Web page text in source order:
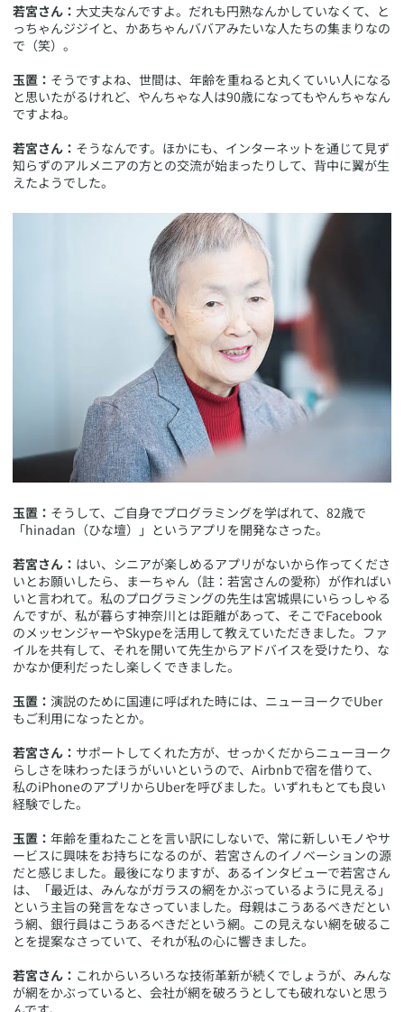
若宮さん： 大丈夫なんですよ。だれも円熟なんかしていなくて、と
っちゃんジジイと、かあちゃんババアみたいな人たちの集まりなの
で（笑）。
玉置： そうですよね、世間は、年齢を重ねると丸くていい人になる
と思いたがるけれど、やんちゃな人は90歳になってもやんちゃなん
ですよね。
若宮さん： そうなんです。ほかにも、インターネットを通じて見ず
知らずのアルメニアの方との交流が始まったりして、背中に翼が生
えたようでした。
玉置： そうして、ご自身でプログラミングを学ばれて、82歳で
「hinadan（ひな壇）」というアプリを開発なさった。
若宮さん： はい、シニアが楽しめるアプリがないから作ってくださ
いとお願いしたら、まーちゃん（註：若宮さんの愛称）が作ればい
いと言われて。私のプログラミングの先生は宮城県にいらっしゃる
んですが、私が暮らす神奈川とは距離があって、そこでFacebook
のメッセンジャーやSkypeを活用して教えていただきました。ファ
イルを共有して、それを開いて先生からアドバイスを受けたり、な
かなか便利だったし楽しくできました。
玉置： 演説のために国連に呼ばれた時には、ニューヨークでUber
もご利用になったとか。
若宮さん： サポートしてくれた方が、せっかくだからニューヨーク
らしさを味わったほうがいいというので、Airbnbで宿を借りて、
私のiPhoneのアプリからUberを呼びました。いずれもとても良い
経験でした。
玉置： 年齢を重ねたことを言い訳にしないで、常に新しいモノやサ
ービスに興味をお持ちになるのが、若宮さんのイノベーションの源
だと感じました。最後になりますが、あるインタビューで若宮さん
は、「最近は、みんながガラスの網をかぶっているように見える」
という主旨の発言をなさっていました。母親はこうあるべきだとい
う網、銀行員はこうあるべきだという網。この見えない網を破るこ
とを提案なさっていて、それが私の心に響きました。
若宮さん： これからいろいろな技術革新が続くでしょうが、みんな
が網をかぶっていると、会社が網を破ろうとしても破れないと思う